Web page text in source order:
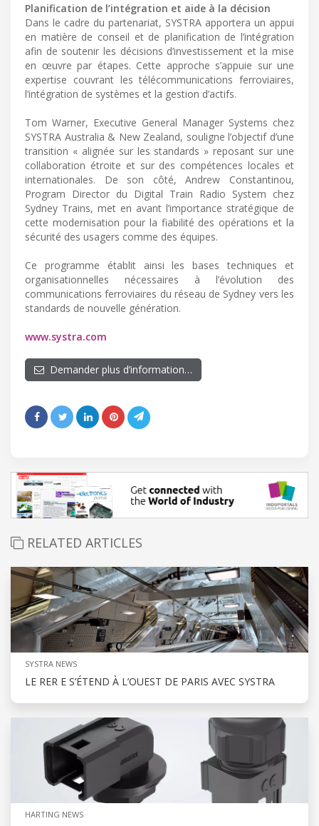
Planification de l’intégration et aide à la décision
Dans le cadre du partenariat, SYSTRA apportera un appui
en matière de conseil et de planification de l’intégration
afin de soutenir les décisions d’investissement et la mise
en œuvre par étapes. Cette approche s’appuie sur une
expertise couvrant les télécommunications ferroviaires,
l’intégration de systèmes et la gestion d’actifs.
Tom Warner, Executive General Manager Systems chez
SYSTRA Australia & New Zealand, souligne l’objectif d’une
transition « alignée sur les standards » reposant sur une
collaboration étroite et sur des compétences locales et
internationales. De son côté, Andrew Constantinou,
Program Director du Digital Train Radio System chez
Sydney Trains, met en avant l’importance stratégique de
cette modernisation pour la fiabilité des opérations et la
sécurité des usagers comme des équipes.
Ce programme établit ainsi les bases techniques et
organisationnelles nécessaires à l’évolution des
communications ferroviaires du réseau de Sydney vers les
standards de nouvelle génération.
www.systra.com
Demander plus d’information…
RELATED ARTICLES
SYSTRA NEWS
LE RER E S’ÉTEND À L’OUEST DE PARIS AVEC SYSTRA
HARTING NEWS